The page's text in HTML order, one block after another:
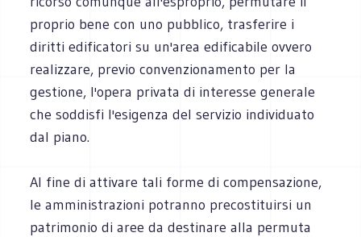
proprio bene con uno pubblico, trasferire i
diritti edificatori su un'area edificabile ovvero
realizzare, previo convenzionamento per la
gestione, l'opera privata di interesse generale
che soddisfi l'esigenza del servizio individuato
dal piano.
Al fine di attivare tali forme di compensazione,
le amministrazioni potranno precostituirsi un
patrimonio di aree da destinare alla permuta